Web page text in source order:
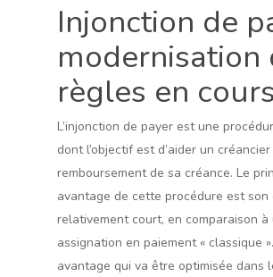
Injonction de
modernisation
règles en cours
L’injonction de payer est une
dont l’objectif est d’aider un
remboursement de sa créance. Le
avantage de cette procédure est son
relativement court, en comparaison à
assignation en paiement « classique
avantage qui va être optimisée dans